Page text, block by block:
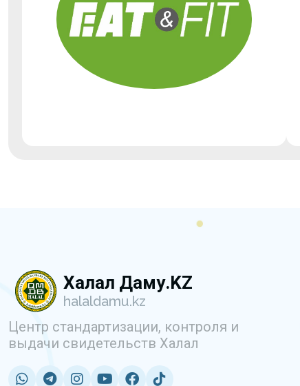
Халал Даму.KZ
halaldamu.kz
Центр стандартизации, контроля и
выдачи свидетельств Халал